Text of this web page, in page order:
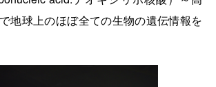
地球上のほぼ全ての生物の遺伝情報を